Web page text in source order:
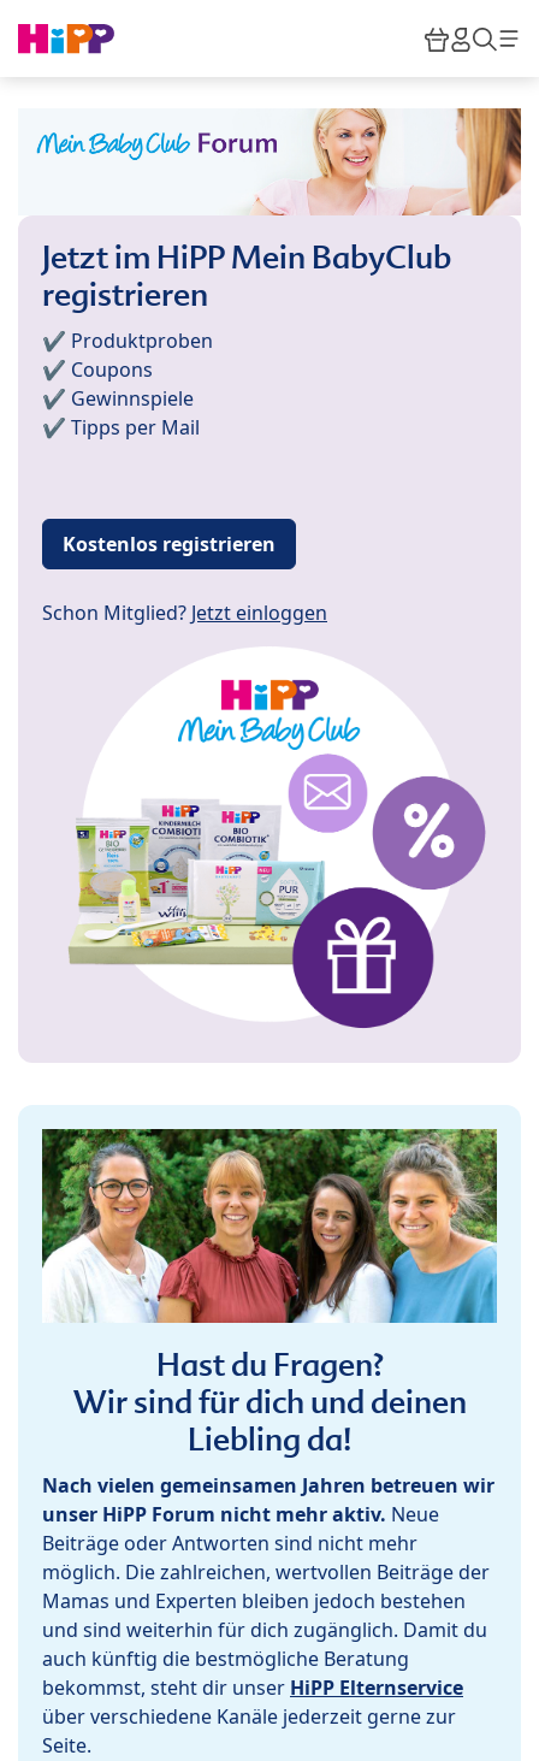
HiPP
Jetzt im HiPP Mein BabyClub
registrieren
✔️ Produktproben
✔️ Coupons
✔️ Gewinnspiele
✔️ Tipps per Mail
Kostenlos registrieren
Schon Mitglied? Jetzt einloggen
Hast du Fragen?
Wir sind für dich und deinen
Liebling da!
Nach vielen gemeinsamen Jahren betreuen wir
unser HiPP Forum nicht mehr aktiv. Neue
Beiträge oder Antworten sind nicht mehr
möglich. Die zahlreichen, wertvollen Beiträge der
Mamas und Experten bleiben jedoch bestehen
und sind weiterhin für dich zugänglich. Damit du
auch künftig die bestmögliche Beratung
bekommst, steht dir unser HiPP Elternservice
über verschiedene Kanäle jederzeit gerne zur
Seite.